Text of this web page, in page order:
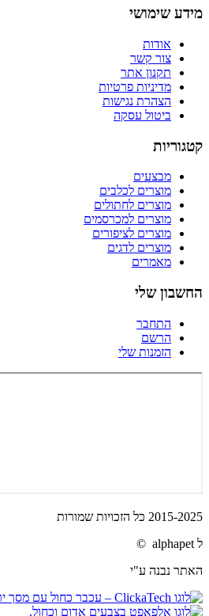
מידע שימושי
אודות
צור קשר
תקנון אתר
מדיניות פרטיות
הצהרת נגישות
ביטול עסקה
קטגוריות
מבצעים
מוצרים לכלבים
מוצרים לחתולים
מוצרים למכרסמים
מוצרים לציפורים
מוצרים לדגים
מאמרים
החשבון שלי
התחבר
הרשם
הזמנות שלי
2015-2025 כל הזכויות שמורות
ל alphapet ©
האתר נבנה ע"י